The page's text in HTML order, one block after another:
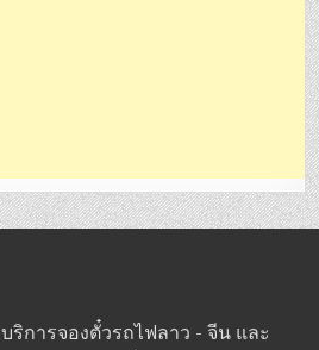
บริการจองตั๋วรถไฟลาว - จีน และ